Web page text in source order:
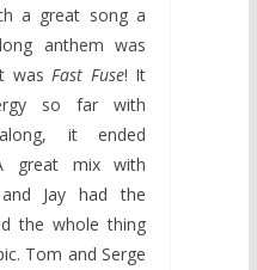
a great song a
anthem was
was Fast Fuse! It
so far with
it ended
great mix with
Jay had the
the whole thing
Tom and Serge